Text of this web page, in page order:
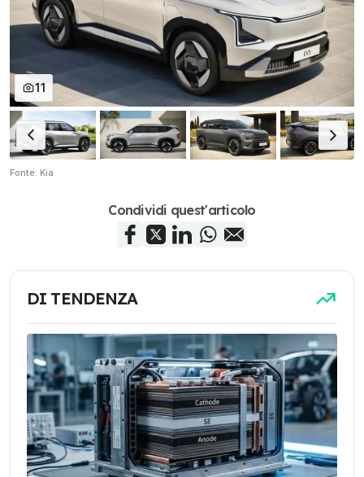
11
Fonte: Kia
Condividi quest'articolo
DI TENDENZA